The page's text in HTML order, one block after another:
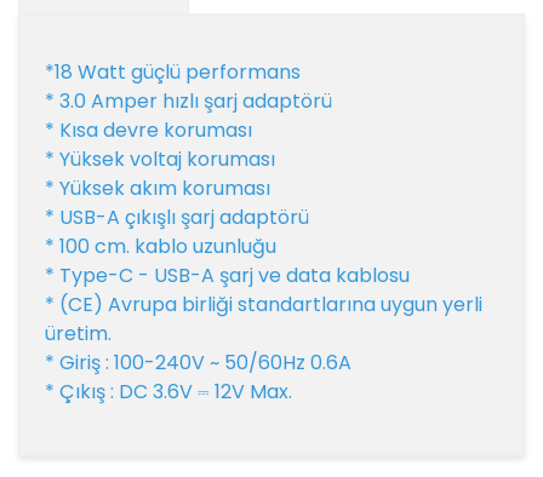
*18 Watt güçlü performans
* 3.0 Amper hızlı şarj adaptörü
* Kısa devre koruması
* Yüksek voltaj koruması
* Yüksek akım koruması
* USB-A çıkışlı şarj adaptörü
* 100 cm. kablo uzunluğu
* Type-C - USB-A şarj ve data kablosu
* (CE) Avrupa birliği standartlarına uygun yerli
üretim.
* Giriş : 100-240V ~ 50/60Hz 0.6A
* Çıkış : DC 3.6V ⎓ 12V Max.